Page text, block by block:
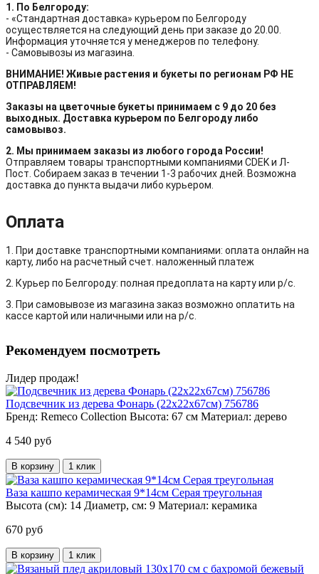
1. По Белгороду:
- «Стандартная доставка» курьером по Белгороду
осуществляется на следующий день при заказе до 20.00.
Информация уточняется у менеджеров по телефону.
- Самовывозы из магазина.
ВНИМАНИЕ! Живые растения и букеты по регионам РФ НЕ
ОТПРАВЛЯЕМ!
Заказы на цветочные букеты принимаем с 9 до 20 без
выходных. Доставка курьером по Белгороду либо
самовывоз.
2. Мы принимаем заказы из любого города России!
Отправляем товары транспортными компаниями CDEK и Л-
Пост. Собираем заказ в течении 1-3 рабочих дней. Возможна
доставка до пункта выдачи либо курьером.
Оплата
1. При доставке транспортными компаниями: оплата онлайн на
карту, либо на расчетный счет. наложенный платеж
2. Курьер по Белгороду: полная предоплата на карту или р/с.
3. При самовывозе из магазина заказ возможно оплатить на
кассе картой или наличными или на р/с.
Рекомендуем посмотреть
Лидер продаж!
Подсвечник из дерева Фонарь (22х22х67см) 756786
Бренд: Remeco Collection Высота: 67 см Материал: дерево
4 540 руб
В корзину 1 клик
Ваза кашпо керамическая 9*14см Серая треугольная
Высота (см): 14 Диаметр, см: 9 Материал: керамика
670 руб
В корзину 1 клик